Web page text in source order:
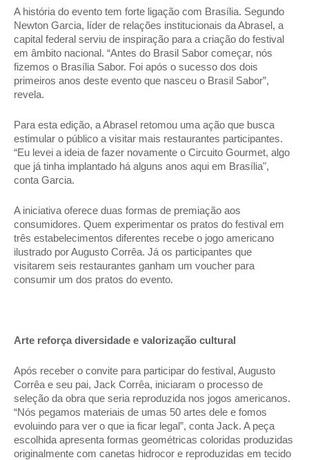
A história do evento tem forte ligação com Brasília. Segundo
Newton Garcia, líder de relações institucionais da Abrasel, a
capital federal serviu de inspiração para a criação do festival
em âmbito nacional. “Antes do Brasil Sabor começar, nós
fizemos o Brasília Sabor. Foi após o sucesso dos dois
primeiros anos deste evento que nasceu o Brasil Sabor”,
revela.
Para esta edição, a Abrasel retomou uma ação que busca
estimular o público a visitar mais restaurantes participantes.
“Eu levei a ideia de fazer novamente o Circuito Gourmet, algo
que já tinha implantado há alguns anos aqui em Brasília",
conta Garcia.
A iniciativa oferece duas formas de premiação aos
consumidores. Quem experimentar os pratos do festival em
três estabelecimentos diferentes recebe o jogo americano
ilustrado por Augusto Corrêa. Já os participantes que
visitarem seis restaurantes ganham um voucher para
consumir um dos pratos do evento.
Arte reforça diversidade e valorização cultural
Após receber o convite para participar do festival, Augusto
Corrêa e seu pai, Jack Corrêa, iniciaram o processo de
seleção da obra que seria reproduzida nos jogos americanos.
“Nós pegamos materiais de umas 50 artes dele e fomos
evoluindo para ver o que ia ficar legal”, conta Jack. A peça
escolhida apresenta formas geométricas coloridas produzidas
originalmente com canetas hidrocor e reproduzidas em tecido